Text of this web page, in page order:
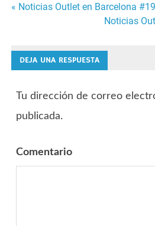
Navegación
de
entradas
« Noticias Outlet en Barcelona
Noticias
DEJA UNA RESPUESTA
Tu dirección de correo
publicada.
Comentario